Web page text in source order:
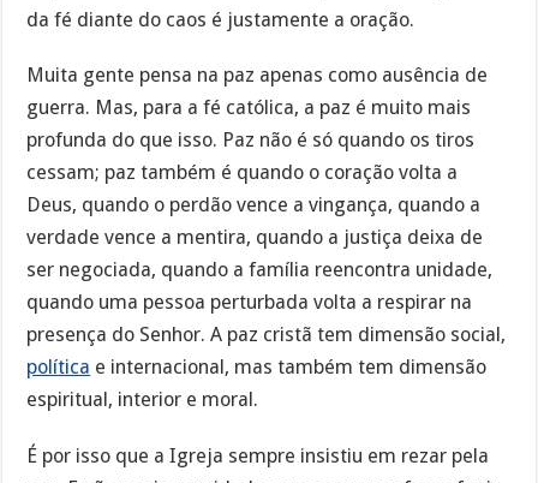
da fé diante do caos é justamente a oração.
Muita gente pensa na paz apenas como ausência de
guerra. Mas, para a fé católica, a paz é muito mais
profunda do que isso. Paz não é só quando os tiros
cessam; paz também é quando o coração volta a
Deus, quando o perdão vence a vingança, quando a
verdade vence a mentira, quando a justiça deixa de
ser negociada, quando a família reencontra unidade,
quando uma pessoa perturbada volta a respirar na
presença do Senhor. A paz cristã tem dimensão social,
política e internacional, mas também tem dimensão
espiritual, interior e moral.
É por isso que a Igreja sempre insistiu em rezar pela